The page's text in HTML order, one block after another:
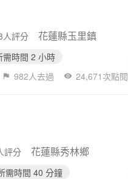
人評分 花蓮縣玉里鎮
需時間 2 小時
982人去過 24,671次點閱
評分 花蓮縣秀林鄉
需時間 40 分鐘